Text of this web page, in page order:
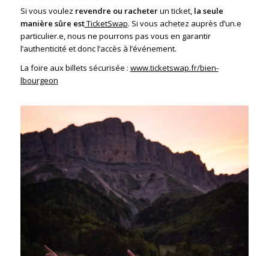
Si vous voulez revendre ou racheterun ticket,la seule
manière sûre estTicketSwap. Si vous achetez auprès d’un.e
particulier.e, nous ne pourrons pas vous en garantir
l’authenticité et donc l’accès à l’événement.
La foire aux billets sécurisée : www.ticketswap.fr/bien-
lbourgeon